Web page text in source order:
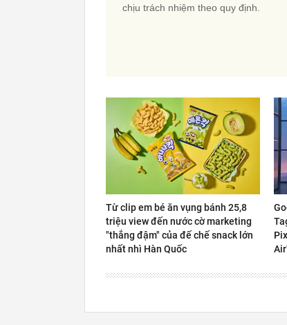
chịu trách nhiệm theo quy định.
Từ clip em bé ăn vụng bánh 25,8
triệu view đến nước cờ marketing
"thắng đậm" của đế chế snack lớn
nhất nhì Hàn Quốc